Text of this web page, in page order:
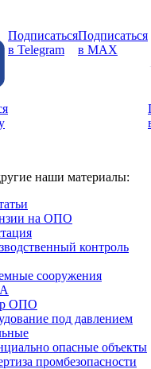
Подписаться
в Telegram
Подписаться
в MAX
наши материалы:
на ОПО
контроль
сооружения
ОПО
под давлением
опасные объекты
промбезопасности